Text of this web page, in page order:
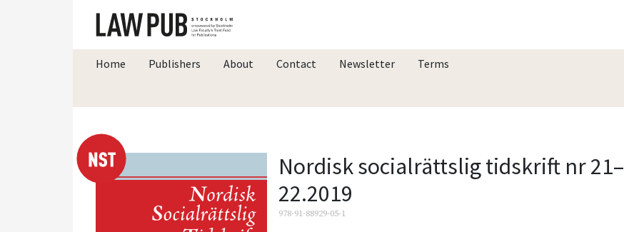
Home Publishers About Contact Newsletter Terms
Nordisk socialrättslig tidskrift nr 21–
22.2019
978-91-88929-05-1